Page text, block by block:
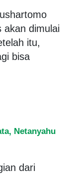
akan dimulai
itu,
bisa
Netanyahu
dari